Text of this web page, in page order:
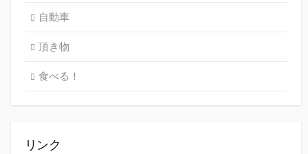
自動車
頂き物
食べる！
リンク